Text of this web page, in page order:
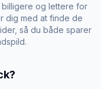
billigere og lettere for
dig med at finde de
så du både sparer